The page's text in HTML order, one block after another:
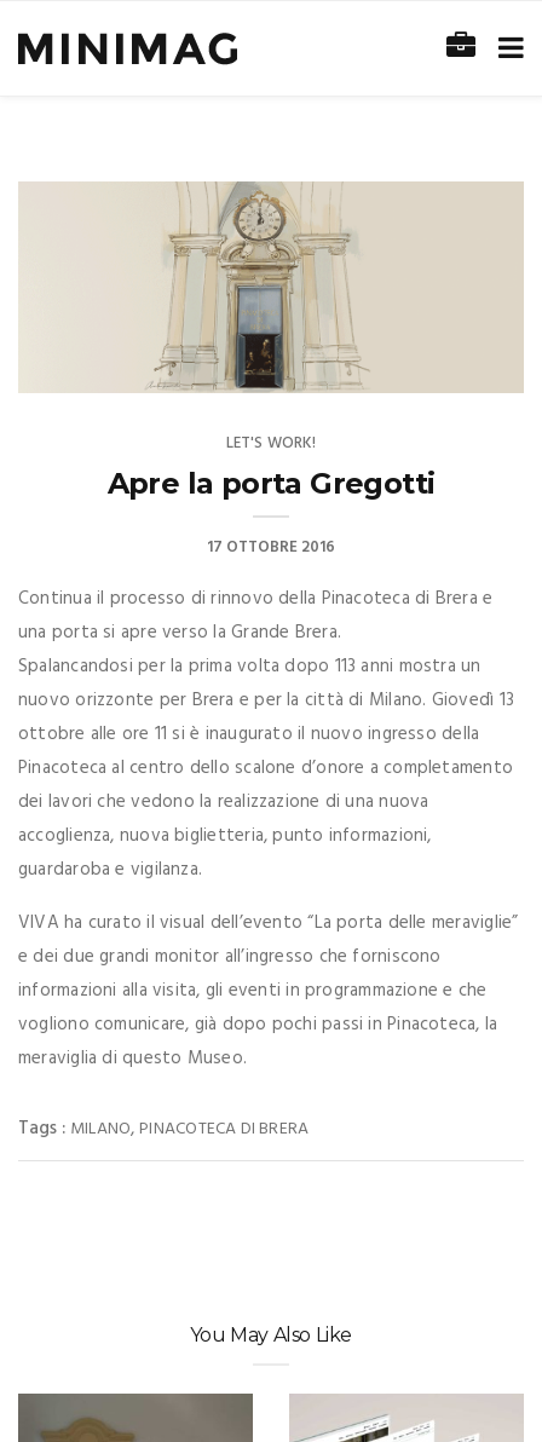
LET'S WORK!
Apre la porta Gregotti
17 OTTOBRE 2016
Continua il processo di rinnovo della Pinacoteca di Brera e
una porta si apre verso la Grande Brera.
Spalancandosi per la prima volta dopo 113 anni mostra un
nuovo orizzonte per Brera e per la città di Milano. Giovedì 13
ottobre alle ore 11 si è inaugurato il nuovo ingresso della
Pinacoteca al centro dello scalone d’onore a completamento
dei lavori che vedono la realizzazione di una nuova
accoglienza, nuova biglietteria, punto informazioni,
guardaroba e vigilanza.
VIVA ha curato il visual dell’evento “La porta delle meraviglie”
e dei due grandi monitor all’ingresso che forniscono
informazioni alla visita, gli eventi in programmazione e che
vogliono comunicare, già dopo pochi passi in Pinacoteca, la
meraviglia di questo Museo.
Tags : MILANO, PINACOTECA DI BRERA
You May Also Like